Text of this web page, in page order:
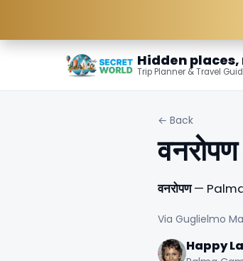
Hidden
Trip Planner & Travel
← Back
वनरोपण
वनरोपण—
Via Guglielmo
Happy